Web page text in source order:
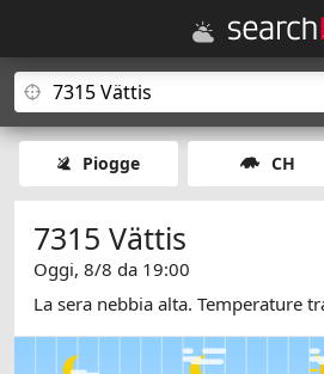
Piogge CH
7315 Vättis
Oggi, 8/8 da 19:00
La sera nebbia alta. Temperature